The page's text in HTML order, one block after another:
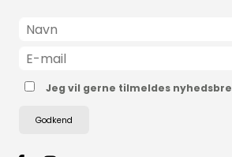
Jeg vil gerne tilmeldes
Godkend